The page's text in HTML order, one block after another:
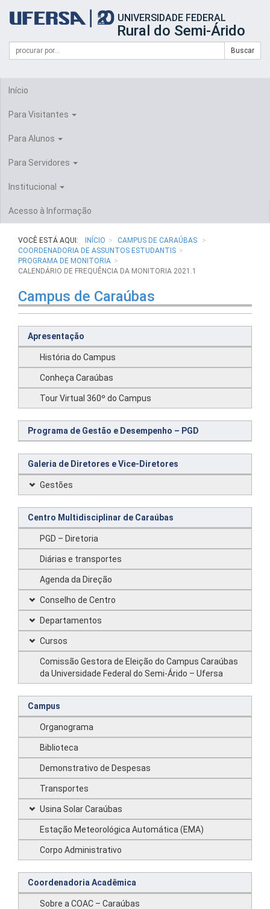
portal
UFERSA
UNIVERSIDADE FEDERAL
Rural do Semi-Árido
Formulário
Busca
Campo
de
Buscar
Início
Para Visitantes
Para Alunos
Para Servidores
Institucional
Acesso à Informação
VOCÊ ESTÁ AQUI: INÍCIO
CAMPUS DE CARAÚBAS
COORDENADORIA DE ASSUNTOS ESTUDANTIS
PROGRAMA DE MONITORIA
CALENDÁRIO DE FREQUÊNCIA DA MONITORIA 2021.1
Campus de Caraúbas
Apresentação
História do Campus
Conheça Caraúbas
Tour Virtual 360º do Campus
Programa de Gestão e Desempenho – PGD
Galeria de Diretores e Vice-Diretores
Gestões
Centro Multidisciplinar de Caraúbas
PGD – Diretoria
Diárias e transportes
Agenda da Direção
Conselho de Centro
Departamentos
Cursos
Comissão Gestora de Eleição do Campus Caraúbas
da Universidade Federal do Semi-Árido – Ufersa
Campus
Organograma
Biblioteca
Demonstrativo de Despesas
Transportes
Usina Solar Caraúbas
Estação Meteorológica Automática (EMA)
Corpo Administrativo
Coordenadoria Acadêmica
Sobre a COAC – Caraúbas